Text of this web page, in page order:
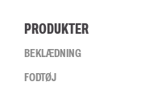
PRODUKTER
BEKLÆDNING
FODTØJ